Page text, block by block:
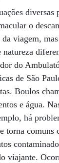
diversas
o
da viagem,
natureza
do
de São
Boulos
e água.
há
torna comuns
viajante.